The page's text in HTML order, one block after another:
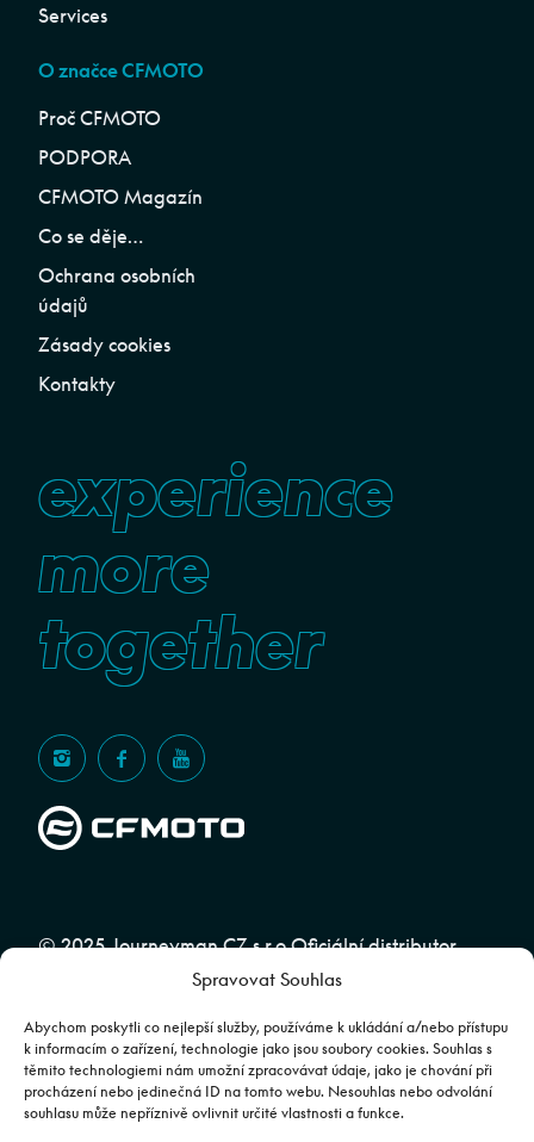
Spravovat Souhlas
Abychom poskytli co nejlepší služby, používáme k ukládání a/nebo přístupu
k informacím o zařízení, technologie jako jsou soubory cookies. Souhlas s
těmito technologiemi nám umožní zpracovávat údaje, jako je chování při
procházení nebo jedinečná ID na tomto webu. Nesouhlas nebo odvolání
souhlasu může nepříznivě ovlivnit určité vlastnosti a funkce.
Services
O značce CFMOTO
Proč CFMOTO
PODPORA
CFMOTO Magazín
Co se děje…
Ochrana osobních
údajů
Zásady cookies
Kontakty
experience
more
together
© 2025 Journeyman CZ s.r.o Oficiální distributor
značky CFMOTO pro ČR a SR | Web spravuje
Team
Fotografie mají pouze ilustrativní charakter. Výbava, barevné
kombinace apod. se mohou lišit. Pro upřesnění kontaktujte svého